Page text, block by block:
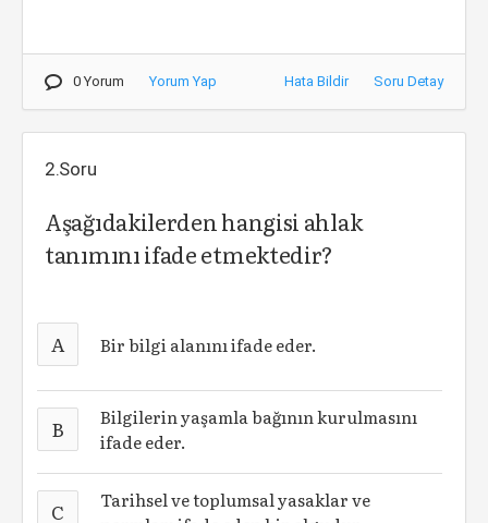
0 Yorum Yorum Yap Hata Bildir Soru Detay
2.Soru
Aşağıdakilerden hangisi ahlak
tanımını ifade etmektedir?
A Bir bilgi alanını ifade eder.
B
Bilgilerin yaşamla bağının kurulmasını
ifade eder.
C
Tarihsel ve toplumsal yasaklar ve